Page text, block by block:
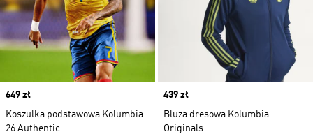
Price
649 zł
Koszulka podstawowa Kolumbia
26 Authentic
Price
439 zł
Bluza dresowa Kolumbia
Originals